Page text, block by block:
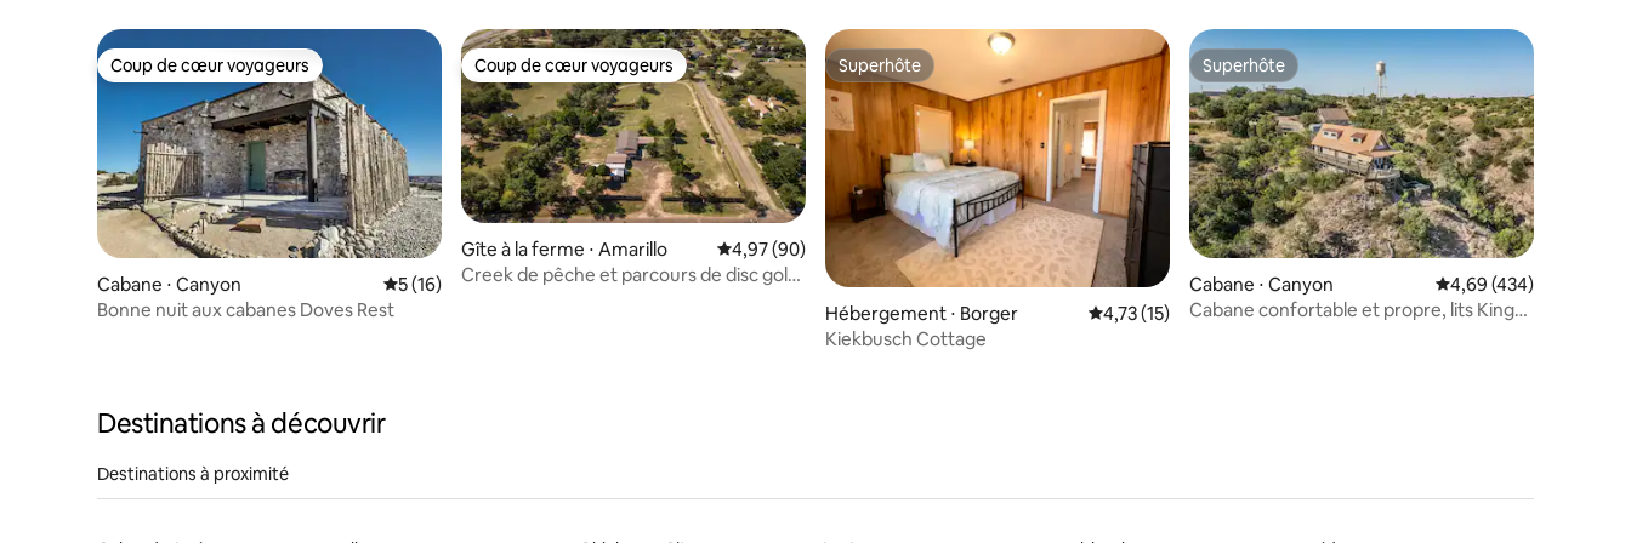
Coup de cœur voyageurs
Coup de cœur voyageurs
Cabane ⋅ Canyon Évaluation moyenne sur la base de 16 commentaires : 5 sur 5
5 (16)
Bonne nuit aux cabanes Doves Rest
Coup de cœur voyageurs
Coup de cœur voyageurs
Gîte à la ferme ⋅ Amarillo Évaluation moyenne sur la base de 90 commentaires : 4,97 sur 5
4,97 (90)
Creek de pêche et parcours de disc golf
Superhôte
Superhôte
Hébergement ⋅ Borger Évaluation moyenne sur la base de 15 commentaires : 4,73 sur 5
4,73 (15)
Kiekbusch Cottage
Superhôte
Superhôte
Cabane ⋅ Canyon Évaluation moyenne
4,69 (434)
Cabane confortable et propre, lits King
Destinations à découvrir
Destinations à proximité